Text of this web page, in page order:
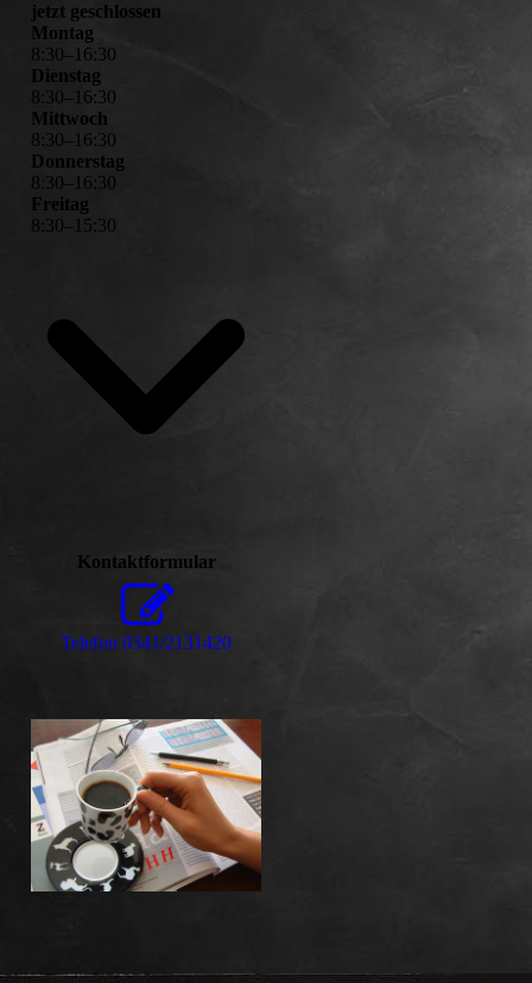
jetzt geschlossen
Montag
8: 30– 16:30
Dienstag
8: 30– 16:30
Mittwoch
8: 30– 16:30
Donnerstag
8:30– 16: 30
Freitag
8: 30– 15: 30
Kontaktformular
Telefon 0341/2131420